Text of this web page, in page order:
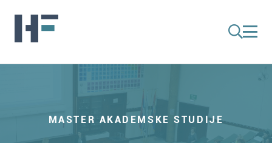
MASTER AKADEMSKE STUDIJE